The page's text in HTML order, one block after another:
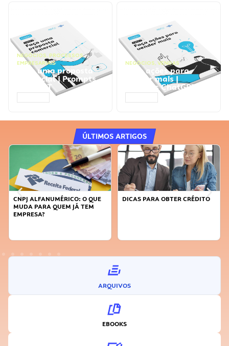
NEGÓCIOS, PROCESSOS
EMPRESARIAIS
Faça uma proposta
comercial | Prompts
ChatGPT
NEGÓCIOS, VENDAS
Faça ações para
vender mais |
Prompts ChatGPT
ÚLTIMOS ARTIGOS
CNPJ ALFANUMÉRICO: O QUE
MUDA PARA QUEM JÁ TEM
EMPRESA?
DICAS PARA OBTER CRÉDITO
ARQUIVOS
EBOOKS